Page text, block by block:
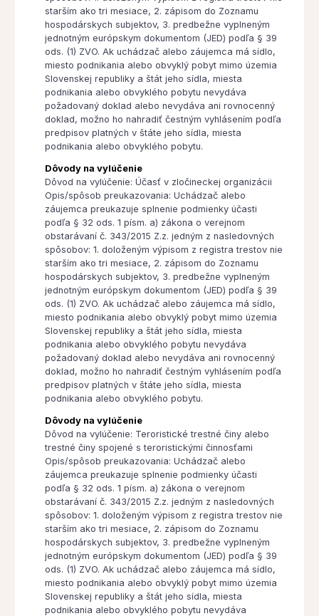
starším ako tri mesiace, 2. zápisom do Zoznamu
hospodárskych subjektov, 3. predbežne vyplneným
jednotným európskym dokumentom (JED) podľa § 39
ods. (1) ZVO. Ak uchádzač alebo záujemca má sídlo,
miesto podnikania alebo obvyklý pobyt mimo územia
Slovenskej republiky a štát jeho sídla, miesta
podnikania alebo obvyklého pobytu nevydáva
požadovaný doklad alebo nevydáva ani rovnocenný
doklad, možno ho nahradiť čestným vyhlásením podľa
predpisov platných v štáte jeho sídla, miesta
podnikania alebo obvyklého pobytu.
Dôvody na vylúčenie
Dôvod na vylúčenie: Účasť v zločineckej organizácii
Opis/spôsob preukazovania: Uchádzač alebo
záujemca preukazuje splnenie podmienky účasti
podľa § 32 ods. 1 písm. a) zákona o verejnom
obstarávaní č. 343/2015 Z.z. jedným z nasledovných
spôsobov: 1. doloženým výpisom z registra trestov nie
starším ako tri mesiace, 2. zápisom do Zoznamu
hospodárskych subjektov, 3. predbežne vyplneným
jednotným európskym dokumentom (JED) podľa § 39
ods. (1) ZVO. Ak uchádzač alebo záujemca má sídlo,
miesto podnikania alebo obvyklý pobyt mimo územia
Slovenskej republiky a štát jeho sídla, miesta
podnikania alebo obvyklého pobytu nevydáva
požadovaný doklad alebo nevydáva ani rovnocenný
doklad, možno ho nahradiť čestným vyhlásením podľa
predpisov platných v štáte jeho sídla, miesta
podnikania alebo obvyklého pobytu.
Dôvody na vylúčenie
Dôvod na vylúčenie: Teroristické trestné činy alebo
trestné činy spojené s teroristickými činnosťami
Opis/spôsob preukazovania: Uchádzač alebo
záujemca preukazuje splnenie podmienky účasti
podľa § 32 ods. 1 písm. a) zákona o verejnom
obstarávaní č. 343/2015 Z.z. jedným z nasledovných
spôsobov: 1. doloženým výpisom z registra trestov nie
starším ako tri mesiace, 2. zápisom do Zoznamu
hospodárskych subjektov, 3. predbežne vyplneným
jednotným európskym dokumentom (JED) podľa § 39
ods. (1) ZVO. Ak uchádzač alebo záujemca má sídlo,
miesto podnikania alebo obvyklý pobyt mimo územia
Slovenskej republiky a štát jeho sídla, miesta
podnikania alebo obvyklého pobytu nevydáva